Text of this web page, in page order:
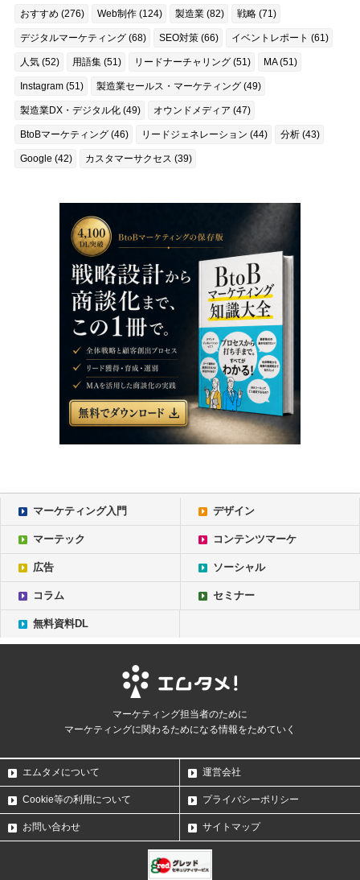
おすすめ (276) Web制作 (124) 製造業 (82) 戦略 (71)
デジタルマーケティング (68) SEO対策 (66) イベントレポート (61)
人気 (52) 用語集 (51) リードナーチャリング (51) MA (51)
Instagram (51) 製造業セールス・マーケティング (49)
製造業DX・デジタル化 (49) オウンドメディア (47)
BtoBマーケティング (46) リードジェネレーション (44) 分析 (43)
Google (42) カスタマーサクセス (39)
マーケティング入門 デザイン
マーテック コンテンツマーケ
広告 ソーシャル
コラム セミナー
無料資料DL
マーケティング担当者のために
マーケティングに関わるためになる情報をためていく
エムタメについて 運営会社
Cookie等の利用について プライバシーポリシー
お問い合わせ サイトマップ